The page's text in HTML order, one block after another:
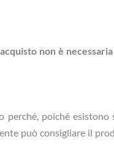
non è
perché, poiché
può consigliare il